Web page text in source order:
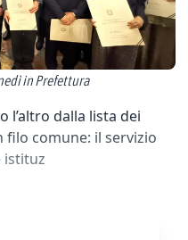
in Prefettura
l’altro dalla lista dei
comune: il servizio
istituz